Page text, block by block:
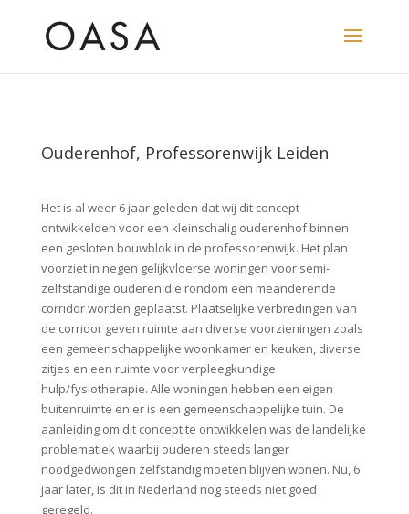
Ouderenhof, Professorenwijk Leiden
Het is al weer 6 jaar geleden dat wij dit concept
ontwikkelden voor een kleinschalig ouderenhof binnen
een gesloten bouwblok in de professorenwijk. Het plan
voorziet in negen gelijkvloerse woningen voor semi-
zelfstandige ouderen die rondom een meanderende
corridor worden geplaatst. Plaatselijke verbredingen van
de corridor geven ruimte aan diverse voorzieningen zoals
een gemeenschappelijke woonkamer en keuken, diverse
zitjes en een ruimte voor verpleegkundige
hulp/fysiotherapie. Alle woningen hebben een eigen
buitenruimte en er is een gemeenschappelijke tuin. De
aanleiding om dit concept te ontwikkelen was de landelijke
problematiek waarbij ouderen steeds langer
noodgedwongen zelfstandig moeten blijven wonen. Nu, 6
jaar later, is dit in Nederland nog steeds niet goed
geregeld.